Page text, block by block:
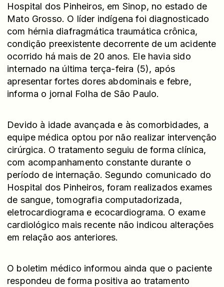
Hospital dos Pinheiros, em Sinop, no estado de
Mato Grosso. O líder indígena foi diagnosticado
com hérnia diafragmática traumática crônica,
condição preexistente decorrente de um acidente
ocorrido há mais de 20 anos. Ele havia sido
internado na última terça-feira (5), após
apresentar fortes dores abdominais e febre,
informa o jornal Folha de São Paulo.
Devido à idade avançada e às comorbidades, a
equipe médica optou por não realizar intervenção
cirúrgica. O tratamento seguiu de forma clínica,
com acompanhamento constante durante o
período de internação. Segundo comunicado do
Hospital dos Pinheiros, foram realizados exames
de sangue, tomografia computadorizada,
eletrocardiograma e ecocardiograma. O exame
cardiológico mais recente não indicou alterações
em relação aos anteriores.
O boletim médico informou ainda que o paciente
respondeu de forma positiva ao tratamento